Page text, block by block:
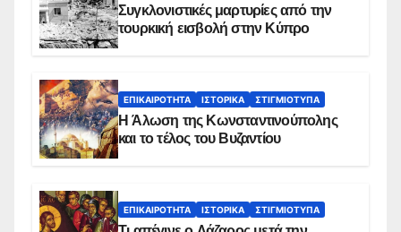
Συγκλονιστικές μαρτυρίες από την
τουρκική εισβολή στην Κύπρο
ΕΠΙΚΑΙΡΌΤΗΤΑ ΙΣΤΟΡΙΚΆ ΣΤΙΓΜΙΌΤΥΠΑ
Η Άλωση της Κωνσταντινούπολης
και το τέλος του Βυζαντίου
ΕΠΙΚΑΙΡΌΤΗΤΑ ΙΣΤΟΡΙΚΆ ΣΤΙΓΜΙΌΤΥΠΑ